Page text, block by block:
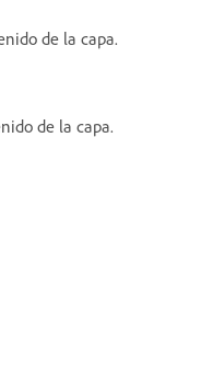
de la capa.
de la capa.